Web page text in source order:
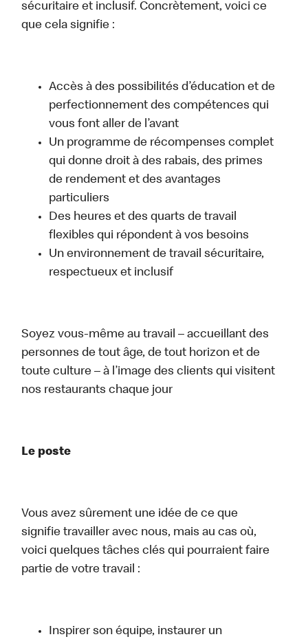
sécuritaire et inclusif. Concrètement, voici ce
que cela signifie :
Accès à des possibilités d’éducation et de
perfectionnement des compétences qui
vous font aller de l’avant
Un programme de récompenses complet
qui donne droit à des rabais, des primes
de rendement et des avantages
particuliers
Des heures et des quarts de travail
flexibles qui répondent à vos besoins
Un environnement de travail sécuritaire,
respectueux et inclusif
Soyez vous-même au travail – accueillant des
personnes de tout âge, de tout horizon et de
toute culture – à l’image des clients qui visitent
nos restaurants chaque jour
Le poste
Vous avez sûrement une idée de ce que
signifie travailler avec nous, mais au cas où,
voici quelques tâches clés qui pourraient faire
partie de votre travail :
Inspirer son équipe, instaurer un